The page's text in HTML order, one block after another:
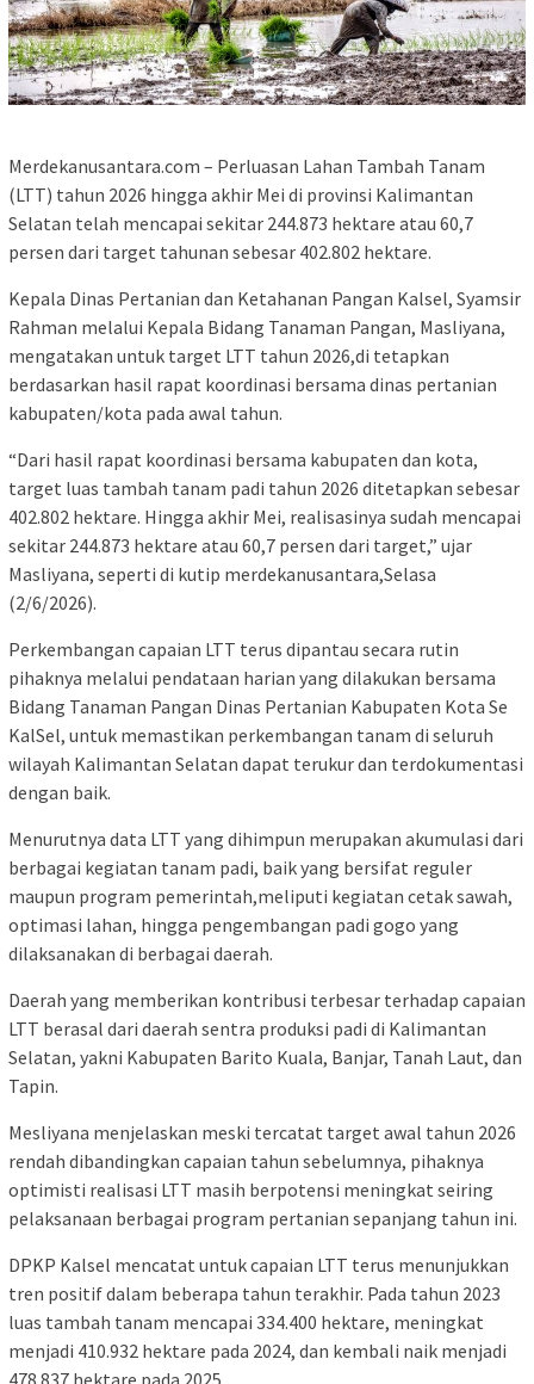
Merdekanusantara.com – Perluasan Lahan Tambah Tanam
(LTT) tahun 2026 hingga akhir Mei di provinsi Kalimantan
Selatan telah mencapai sekitar 244.873 hektare atau 60,7
persen dari target tahunan sebesar 402.802 hektare.
Kepala Dinas Pertanian dan Ketahanan Pangan Kalsel, Syamsir
Rahman melalui Kepala Bidang Tanaman Pangan, Masliyana,
mengatakan untuk target LTT tahun 2026,di tetapkan
berdasarkan hasil rapat koordinasi bersama dinas pertanian
kabupaten/kota pada awal tahun.
“Dari hasil rapat koordinasi bersama kabupaten dan kota,
target luas tambah tanam padi tahun 2026 ditetapkan sebesar
402.802 hektare. Hingga akhir Mei, realisasinya sudah mencapai
sekitar 244.873 hektare atau 60,7 persen dari target,” ujar
Masliyana, seperti di kutip merdekanusantara,Selasa
(2/6/2026).
Perkembangan capaian LTT terus dipantau secara rutin
pihaknya melalui pendataan harian yang dilakukan bersama
Bidang Tanaman Pangan Dinas Pertanian Kabupaten Kota Se
KalSel, untuk memastikan perkembangan tanam di seluruh
wilayah Kalimantan Selatan dapat terukur dan terdokumentasi
dengan baik.
Menurutnya data LTT yang dihimpun merupakan akumulasi dari
berbagai kegiatan tanam padi, baik yang bersifat reguler
maupun program pemerintah,meliputi kegiatan cetak sawah,
optimasi lahan, hingga pengembangan padi gogo yang
dilaksanakan di berbagai daerah.
Daerah yang memberikan kontribusi terbesar terhadap capaian
LTT berasal dari daerah sentra produksi padi di Kalimantan
Selatan, yakni Kabupaten Barito Kuala, Banjar, Tanah Laut, dan
Tapin.
Mesliyana menjelaskan meski tercatat target awal tahun 2026
rendah dibandingkan capaian tahun sebelumnya, pihaknya
optimisti realisasi LTT masih berpotensi meningkat seiring
pelaksanaan berbagai program pertanian sepanjang tahun ini.
DPKP Kalsel mencatat untuk capaian LTT terus menunjukkan
tren positif dalam beberapa tahun terakhir. Pada tahun 2023
luas tambah tanam mencapai 334.400 hektare, meningkat
menjadi 410.932 hektare pada 2024, dan kembali naik menjadi